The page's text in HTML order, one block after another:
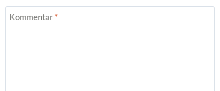
Kommentar*